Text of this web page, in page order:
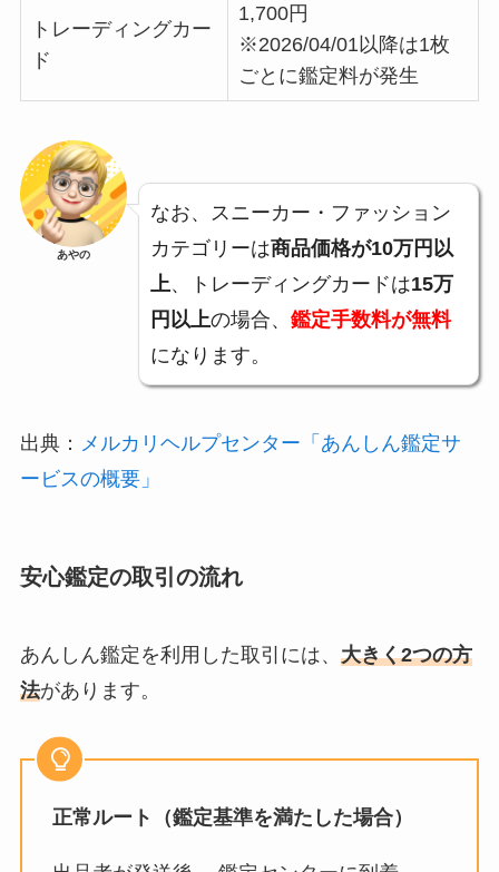
トレーディングカー
ド
1,700円
※2026/04/01以降は1枚
ごとに鑑定料が発生
あやの
なお、スニーカー・ファッション
カテゴリーは商品価格が10万円以
上、トレーディングカードは15万
円以上の場合、 鑑定手数料が無料
になります。
出典： メルカリヘルプセンター「あんしん鑑定サ
ービスの概要」
安心鑑定の取引の流れ
あんしん鑑定を利用した取引には、 大きく2つの方
法があります。
正常ルート（鑑定基準を満たした場合）